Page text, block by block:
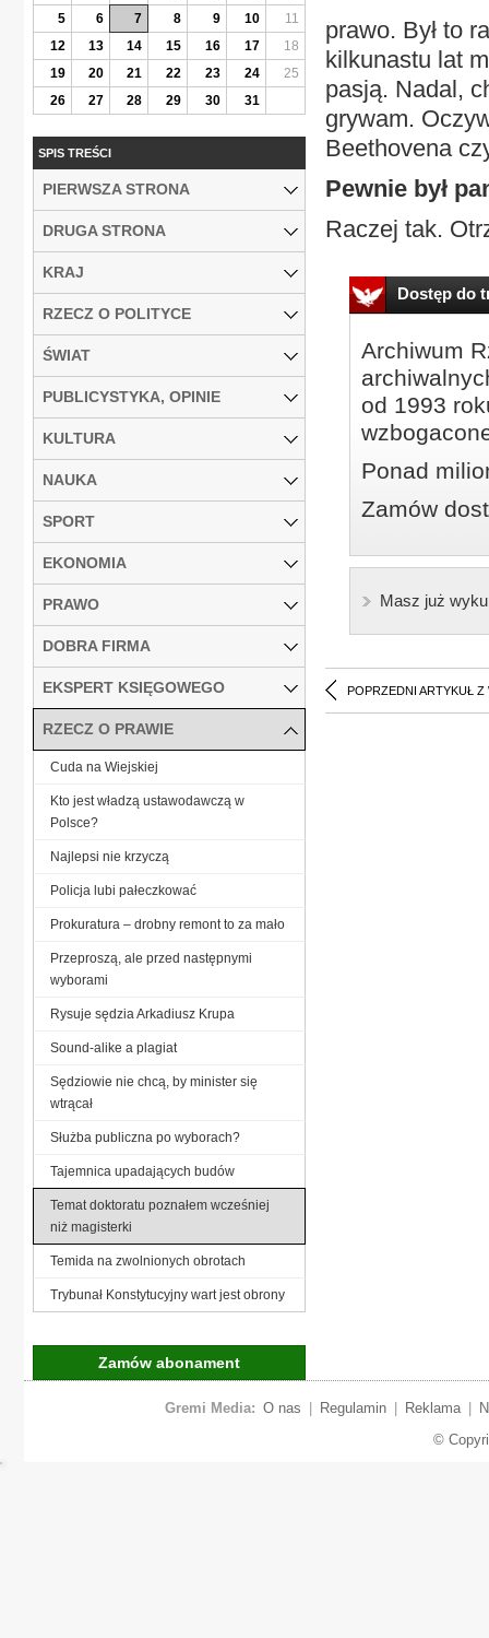
prawo. Był to
kilkunastu lat
pasją. Nadal,
grywam.
Beethovena
Pewnie był
Raczej tak.
Dostęp do
Archiwum
od 1993
Ponad
Zamów
Masz już
POPRZEDNI ARTYKUŁ Z
5
6 7 8 9 10
11
12
13 14 15 16 17
18
19
20 21 22 23 24
25
26
27 28 29 30 31
SPIS TREŚCI
PIERWSZA STRONA
DRUGA STRONA
KRAJ
RZECZ O POLITYCE
ŚWIAT
PUBLICYSTYKA, OPINIE
KULTURA
NAUKA
SPORT
EKONOMIA
PRAWO
DOBRA FIRMA
EKSPERT KSIĘGOWEGO
RZECZ O PRAWIE
Cuda na Wiejskiej
Kto jest władzą ustawodawczą w
Polsce?
Najlepsi nie krzyczą
Policja lubi pałeczkować
Prokuratura – drobny remont to za mało
Przeproszą, ale przed następnymi
wyborami
Rysuje sędzia Arkadiusz Krupa
Sound-alike a plagiat
Sędziowie nie chcą, by minister się
wtrącał
Służba publiczna po wyborach?
Tajemnica upadających budów
Temat doktoratu poznałem wcześniej
niż magisterki
Temida na zwolnionych obrotach
Trybunał Konstytucyjny wart jest obrony
Zamów abonament
Gremi Media: O nas Regulamin Reklama
©